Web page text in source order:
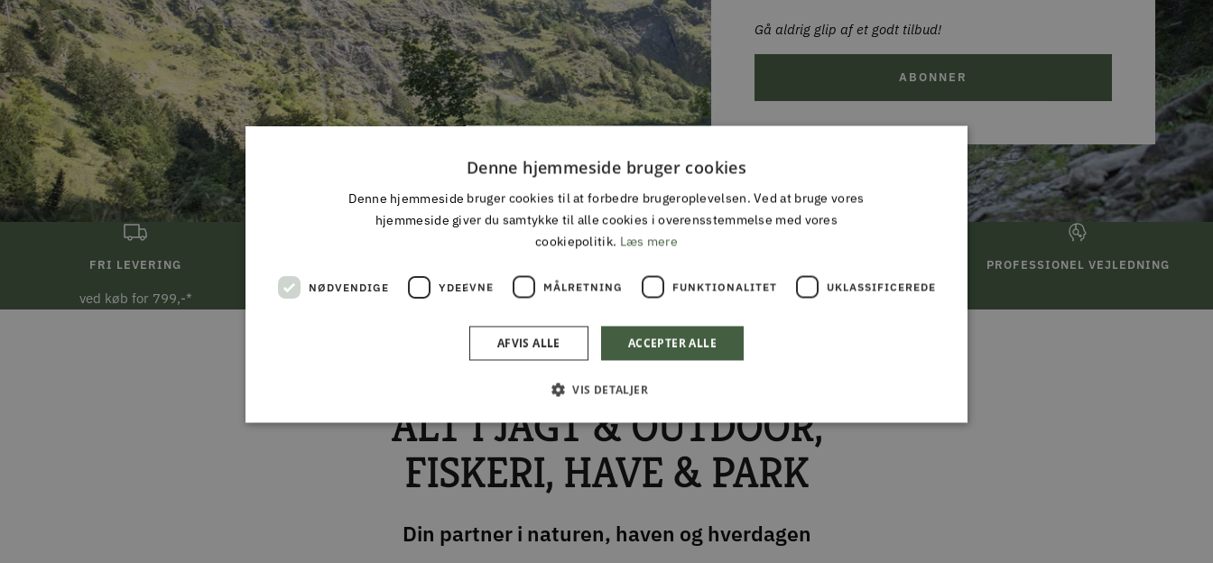
Gå aldrig glip af et godt tilbud!
ABONNER
FRI LEVERING
ved køb for 799,-* Ved bestilling inden kl 13 på hverdage
PROFESSIONEL VEJLEDNING
ALT I JAGT & OUTDOOR,
FISKERI, HAVE & PARK
Din partner i naturen, haven og hverdagen
Denne hjemmeside bruger cookies
Denne hjemmeside bruger cookies til at forbedre brugeroplevelsen. Ved at bruge vores
hjemmeside giver du samtykke til alle cookies i overensstemmelse med vores
cookiepolitik. Læs mere
NØDVENDIGE YDEEVNE MÅLRETNING FUNKTIONALITET UKLASSIFICEREDE
ACCEPTER ALLE
AFVIS ALLE
VIS DETALJER